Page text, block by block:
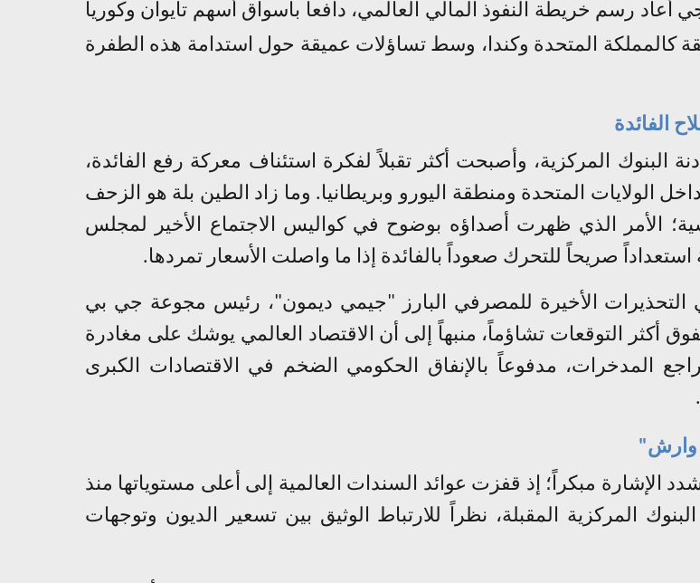
أعاد رسم خريطة النفوذ المالي العالمي، دافعاً بأسواق أسهم تايوان وكوريا
كالمملكة المتحدة وكندا، وسط تساؤلات عميقة حول استدامة هذه الطفرة
الفائدة
البنوك المركزية، وأصبحت أكثر تقبلاً لفكرة استئناف معركة رفع الفائدة،
المتحدة ومنطقة اليورو وبريطانيا. وما زاد الطين بلة هو الزحف
الأمر الذي ظهرت أصداؤه بوضوح في كواليس الاجتماع الأخير لمجلس
صريحاً للتحرك صعوداً بالفائدة إذا ما واصلت الأسعار تمردها.
الأخيرة للمصرفي البارز "جيمي ديمون"، رئيس مجوعة جي بي
أكثر التوقعات تشاؤماً، منبهاً إلى أن الاقتصاد العالمي يوشك على مغادرة
المدخرات، مدفوعاً بالإنفاق الحكومي الضخم في الاقتصادات الكبرى
.
وارش"
الإشارة مبكراً؛ إذ قفزت عوائد السندات العالمية إلى أعلى مستوياتها منذ
المركزية المقبلة، نظراً للارتباط الوثيق بين تسعير الديون وتوجهات